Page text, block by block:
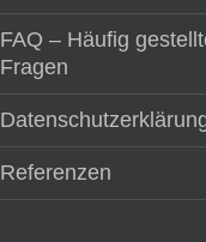
FAQ – Häufig
Fragen
Referenzen